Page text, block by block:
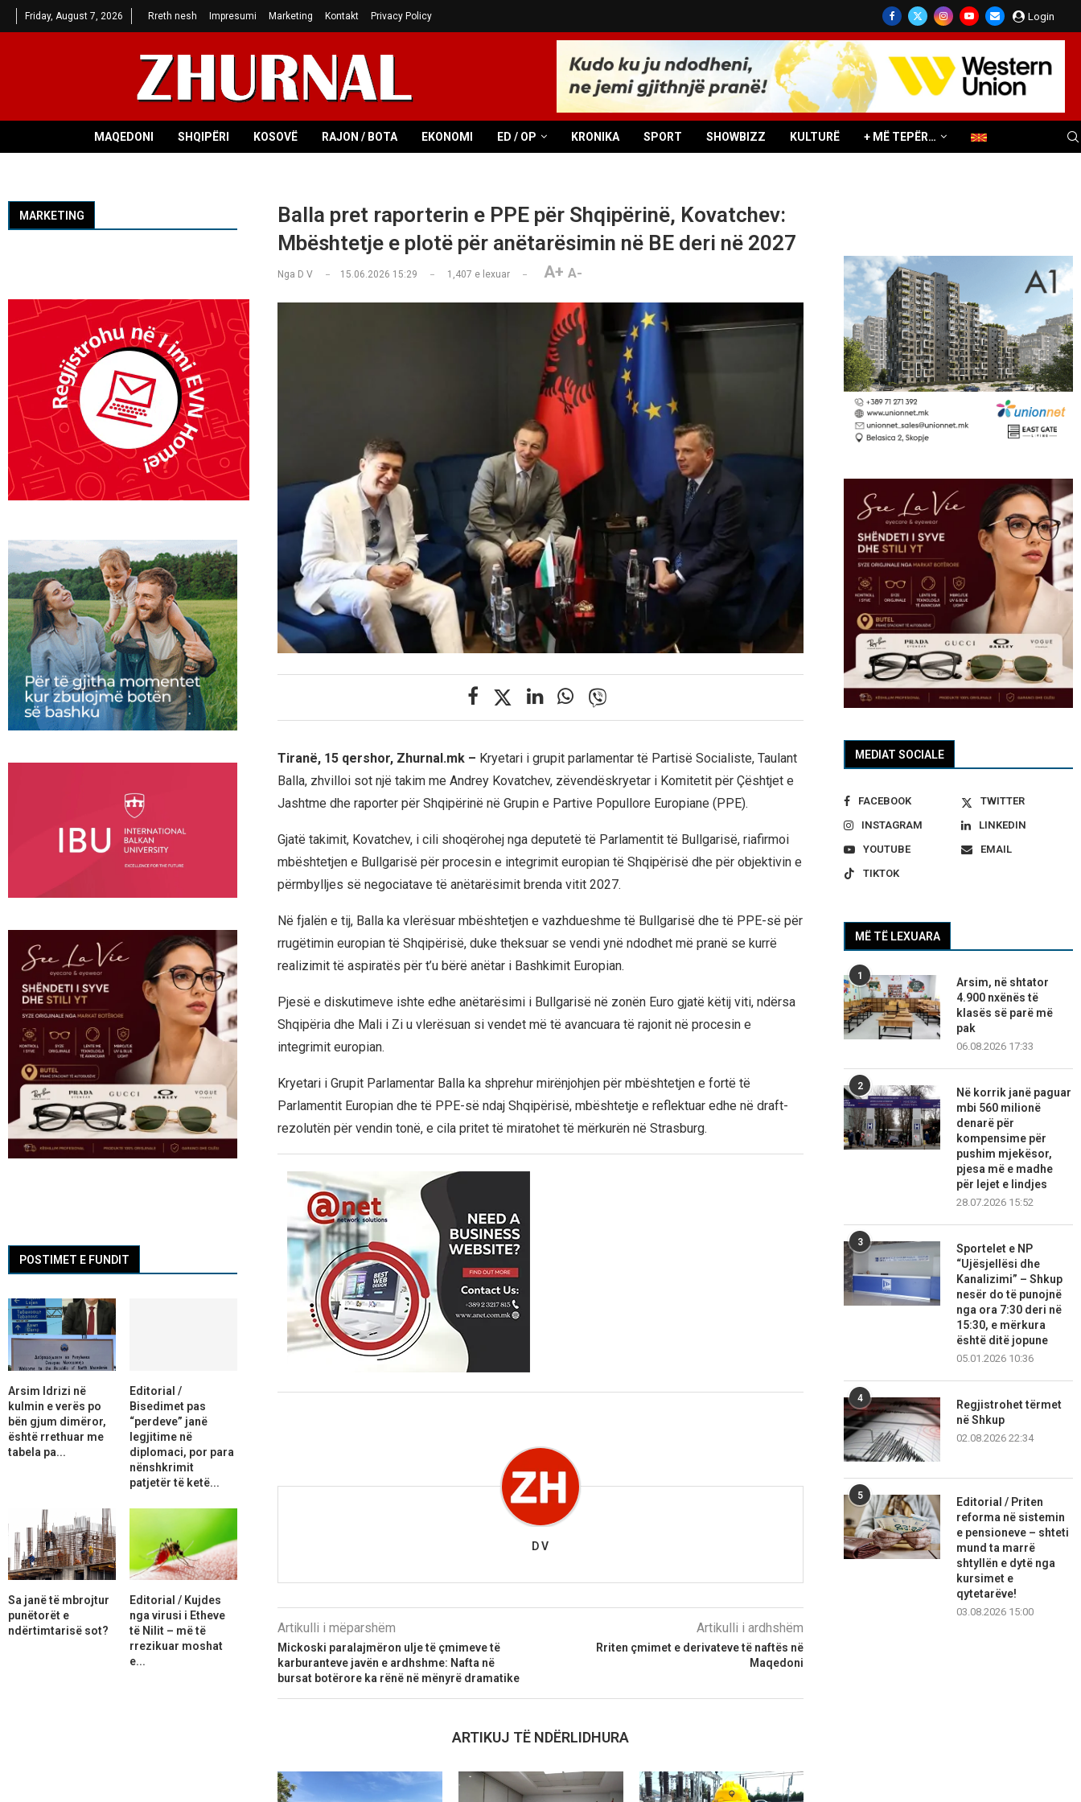
Friday, August 7, 2026 Rreth nesh Impresumi Marketing Kontakt Privacy Policy Login
MAQEDONI SHQIPËRI KOSOVË RAJON / BOTA EKONOMI ED / OP KRONIKA SPORT SHOWBIZZ KULTURË + MË TEPËR…
Balla pret raporterin e PPE për Shqipërinë, Kovatchev:
Mbështetje e plotë për anëtarësimin në BE deri në 2027
Nga D V 15.06.2026 15:29 1,407 e lexuar A+ A-
Tiranë, 15 qershor, Zhurnal.mk – Kryetari i grupit parlamentar të Partisë Socialiste, Taulant
Balla, zhvilloi sot një takim me Andrey Kovatchev, zëvendëskryetar i Komitetit për Çështjet e
Jashtme dhe raporter për Shqipërinë në Grupin e Partive Popullore Europiane (PPE).
Gjatë takimit, Kovatchev, i cili shoqërohej nga deputetë të Parlamentit të Bullgarisë, riafirmoi
mbështetjen e Bullgarisë për procesin e integrimit europian të Shqipërisë dhe për objektivin e
përmbylljes së negociatave të anëtarësimit brenda vitit 2027.
Në fjalën e tij, Balla ka vlerësuar mbështetjen e vazhdueshme të Bullgarisë dhe të PPE-së për
rrugëtimin europian të Shqipërisë, duke theksuar se vendi ynë ndodhet më pranë se kurrë
realizimit të aspiratës për t’u bërë anëtar i Bashkimit Europian.
Pjesë e diskutimeve ishte edhe anëtarësimi i Bullgarisë në zonën Euro gjatë këtij viti, ndërsa
Shqipëria dhe Mali i Zi u vlerësuan si vendet më të avancuara të rajonit në procesin e
integrimit europian.
Kryetari i Grupit Parlamentar Balla ka shprehur mirënjohjen për mbështetjen e fortë të
Parlamentit Europian dhe të PPE-së ndaj Shqipërisë, mbështetje e reflektuar edhe në draft-
rezolutën për vendin tonë, e cila pritet të miratohet të mërkurën në Strasburg.
D V
Artikulli i mëparshëm
Mickoski paralajmëron ulje të çmimeve të
karburanteve javën e ardhshme: Nafta në
bursat botërore ka rënë në mënyrë dramatike
Artikulli i ardhshëm
Rriten çmimet e derivateve të naftës në
Maqedoni
ARTIKUJ TË NDËRLIDHURA
MEDIAT SOCIALE
FACEBOOK
TWITTER
INSTAGRAM
LINKEDIN
YOUTUBE
EMAIL
TIKTOK
MË TË LEXUARA
1
Arsim, në shtator
4.900 nxënës të
klasës së parë më
pak
06.08.2026 17:33
2
Në korrik janë paguar
mbi 560 milionë
denarë për
kompensime për
pushim mjekësor,
pjesa më e madhe
për lejet e lindjes
28.07.2026 15:52
3
Sportelet e NP
“Ujësjellësi dhe
Kanalizimi” – Shkup
nesër do të punojnë
nga ora 7:30 deri në
15:30, e mërkura
është ditë jopune
05.01.2026 10:36
4
Regjistrohet tërmet
në Shkup
02.08.2026 22:34
5
Editorial / Priten
reforma në sistemin
e pensioneve – shteti
mund ta marrë
shtyllën e dytë nga
kursimet e
qytetarëve!
03.08.2026 15:00
MARKETING
POSTIMET E FUNDIT
Arsim Idrizi në
kulmin e verës po
bën gjum dimëror,
është rrethuar me
tabela pa...
Editorial /
Bisedimet pas
“perdeve” janë
legjitime në
diplomaci, por para
nënshkrimit
patjetër të ketë...
Sa janë të mbrojtur
punëtorët e
ndërtimtarisë sot?
Editorial / Kujdes
nga virusi i Etheve
të Nilit – më të
rrezikuar moshat
e...